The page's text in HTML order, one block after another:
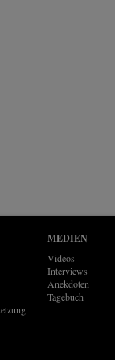
MEDIEN
Videos
Interviews
Anekdoten
Tagebuch